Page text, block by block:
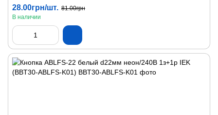
28.00грн/шт. 81.00грн
В наличии